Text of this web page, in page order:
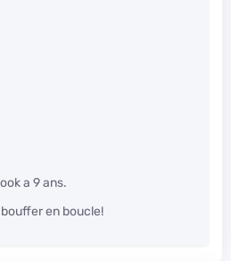
a 9 ans.
en boucle!